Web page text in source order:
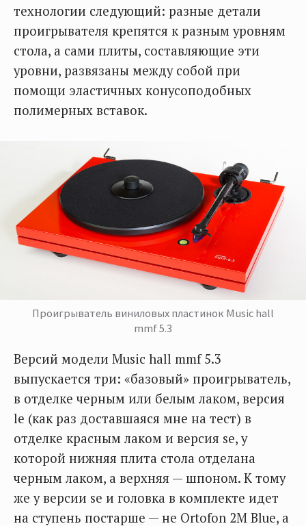
технологии следующий: разные детали
проигрывателя крепятся к разным уровням
стола, а сами плиты, составляющие эти
уровни, развязаны между собой при
помощи эластичных конусоподобных
полимерных вставок.
Проигрыватель виниловых пластинок Music hall
mmf 5.3
Версий модели Music hall mmf 5.3
выпускается три: «базовый» проигрыватель,
в отделке черным или белым лаком, версия
le (как раз доставшаяся мне на тест) в
отделке красным лаком и версия se, у
которой нижняя плита стола отделана
черным лаком, а верхняя — шпоном. К тому
же у версии se и головка в комплекте идет
на ступень постарше — не Ortofon 2M Blue, а